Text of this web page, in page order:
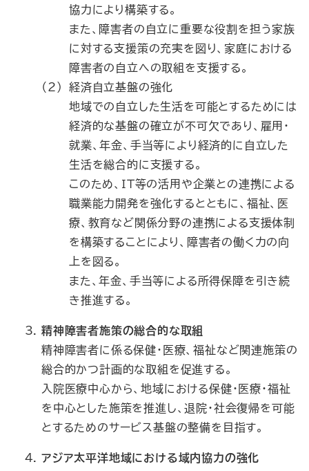
協力により構築する。
また、障害者の自立に重要な役割を担う家族
に対する支援策の充実を図り、家庭における
障害者の自立への取組を支援する。
（2）
経済自立基盤の強化
地域での自立した生活を可能とするためには
経済的な基盤の確立が不可欠であり、雇用・
就業、年金、手当等により経済的に自立した
生活を総合的に支援する。
このため、ＩＴ等の活用や企業との連携による
職業能力開発を強化するとともに、福祉、医
療、教育など関係分野の連携による支援体制
を構築することにより、障害者の働く力の向
上を図る。
また、年金、手当等による所得保障を引き続
き推進する。
精神障害者施策の総合的な取組
精神障害者に係る保健・医療、福祉など関連施策の
総合的かつ計画的な取組を促進する。
入院医療中心から、地域における保健・医療・福祉
を中心とした施策を推進し、退院・社会復帰を可能
とするためのサービス基盤の整備を目指す。
アジア太平洋地域における域内協力の強化